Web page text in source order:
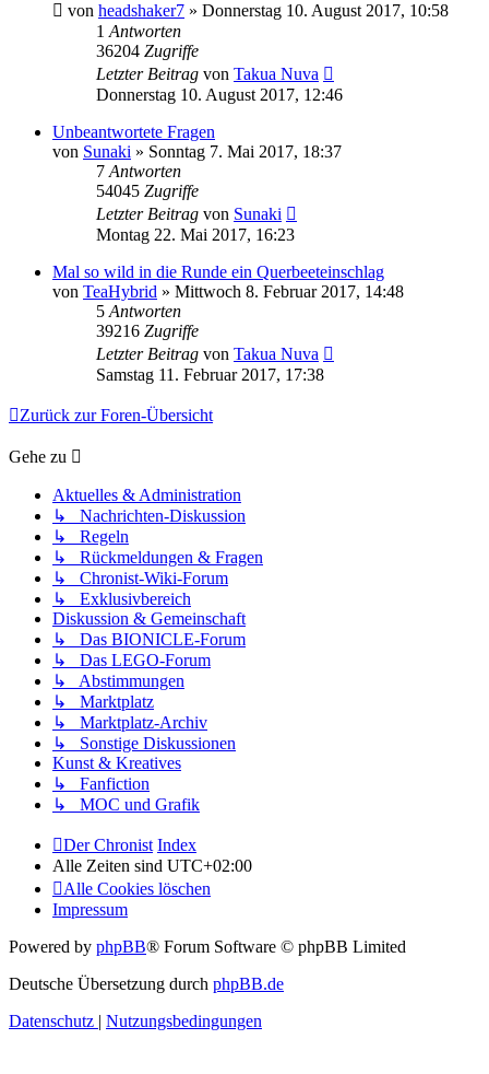
von headshaker7 » Donnerstag 10. August 2017, 10:58
1 Antworten
36204 Zugriffe
Letzter Beitrag von Takua Nuva
Donnerstag 10. August 2017, 12:46
Unbeantwortete Fragen
von Sunaki » Sonntag 7. Mai 2017, 18:37
7 Antworten
54045 Zugriffe
Letzter Beitrag von Sunaki
Montag 22. Mai 2017, 16:23
Mal so wild in die Runde ein Querbeeteinschlag
von TeaHybrid » Mittwoch 8. Februar 2017, 14:48
5 Antworten
39216 Zugriffe
Letzter Beitrag von Takua Nuva
Samstag 11. Februar 2017, 17:38
Zurück zur Foren-Übersicht
Gehe zu
Aktuelles & Administration
↳ Nachrichten-Diskussion
↳ Regeln
↳ Rückmeldungen & Fragen
↳ Chronist-Wiki-Forum
↳ Exklusivbereich
Diskussion & Gemeinschaft
↳ Das BIONICLE-Forum
↳ Das LEGO-Forum
↳ Abstimmungen
↳ Marktplatz
↳ Marktplatz-Archiv
↳ Sonstige Diskussionen
Kunst & Kreatives
↳ Fanfiction
↳ MOC und Grafik
Der Chronist Index
Alle Zeiten sind UTC+02:00
Alle Cookies löschen
Impressum
Powered by phpBB® Forum Software © phpBB Limited
Deutsche Übersetzung durch phpBB.de
Datenschutz | Nutzungsbedingungen